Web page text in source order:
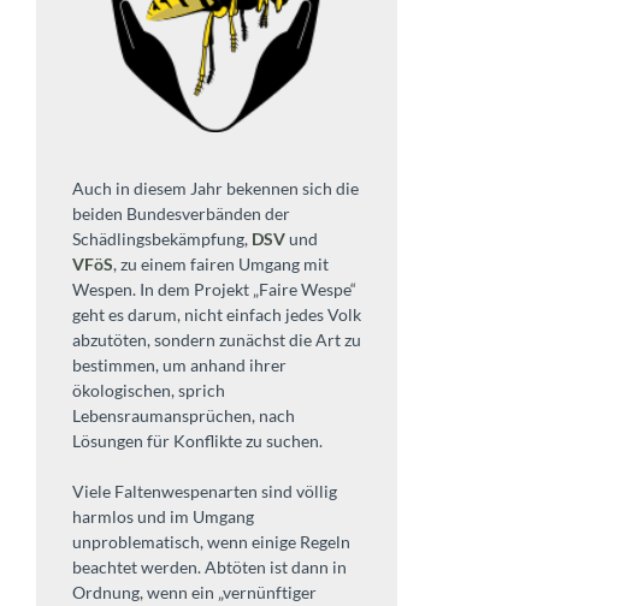
Auch in diesem Jahr bekennen sich die
beiden Bundesverbänden der
Schädlingsbekämpfung, DSVund
VFöS, zu einem fairen Umgang mit
Wespen. In dem Projekt „Faire Wespe“
geht es darum, nicht einfach jedes Volk
abzutöten, sondern zunächst die Art zu
bestimmen, um anhand ihrer
ökologischen, sprich
Lebensraumansprüchen, nach
Lösungen für Konflikte zu suchen.
Viele Faltenwespenarten sind völlig
harmlos und im Umgang
unproblematisch, wenn einige Regeln
beachtet werden. Abtöten ist dann in
Ordnung, wenn ein „vernünftiger